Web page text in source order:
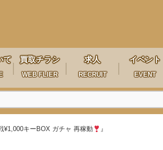
て 買取チラシ
WEB FLIER
求人
RECRUIT
イベント
EVENT
¥1,000キーBOX ガチャ 再稼動 』